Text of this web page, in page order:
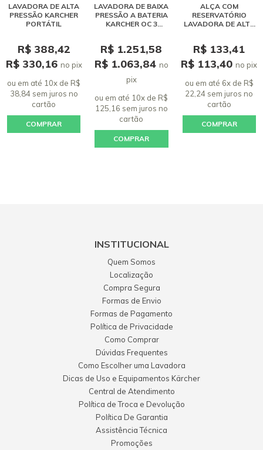
LAVADORA DE ALTA
PRESSÃO KARCHER
PORTÁTIL
R$ 388,42
R$ 330,16 no pix
ou em até 10x de R$
38,84 sem juros no
cartão
COMPRAR
LAVADORA DE BAIXA
PRESSÃO A BATERIA
KARCHER OC 3
R$ 1.251,58
R$ 1.063,84 no
pix
ou em até 10x de R$
125,16 sem juros no
cartão
COMPRAR
ALÇA COM
RESERVATÓRIO
LAVADORA DE ALTA
R$ 133,41
R$ 113,40no pix
ou em até 6x de R$
22,24 sem jurosno
cartão
COMPRAR
INSTITUCIONAL
Quem Somos
Localização
Compra Segura
Formas de Envio
Formas de Pagamento
Política de Privacidade
Como Comprar
Dúvidas Frequentes
Como Escolher uma Lavadora
Dicas de Uso e Equipamentos Kärcher
Central de Atendimento
Política de Troca e Devolução
Política De Garantia
Assistência Técnica
Promoções